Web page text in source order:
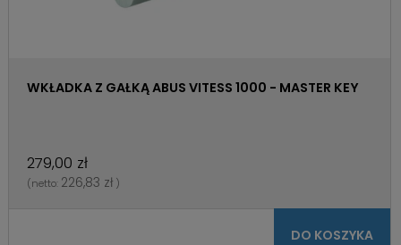
WKŁADKA Z GAŁKĄ ABUS VITESS 1000 - MASTER KEY
279,00 zł
(netto: 226,83 zł )
DO KOSZYKA